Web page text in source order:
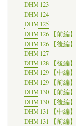
DHM 123
DHM 124
DHM 125
DHM 126 【前編】
DHM 126 【後編】
DHM 127
DHM 128 【後編】
DHM 129 【中編】
DHM 129 【前編】
DHM 130 【前編】
DHM 130 【後編】
DHM 131 【中編】
DHM 131 【前編】